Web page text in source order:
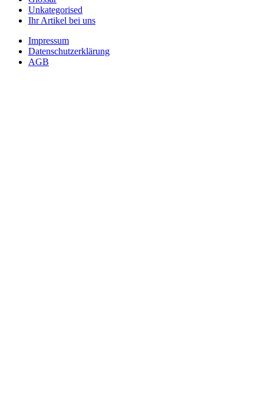
Unkategorised
Ihr Artikel bei uns
Impressum
Datenschutzerklärung
AGB